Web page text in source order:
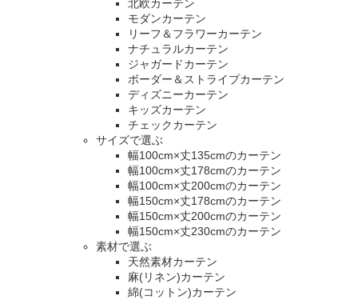
北欧カーテン
モダンカーテン
リーフ＆フラワーカーテン
ナチュラルカーテン
ジャガードカーテン
ボーダー＆ストライプカーテン
ディズニーカーテン
キッズカーテン
チェックカーテン
サイズで選ぶ
幅100cm×丈135cmのカーテン
幅100cm×丈178cmのカーテン
幅100cm×丈200cmのカーテン
幅150cm×丈178cmのカーテン
幅150cm×丈200cmのカーテン
幅150cm×丈230cmのカーテン
素材で選ぶ
天然素材カーテン
麻(リネン)カーテン
綿(コットン)カーテン